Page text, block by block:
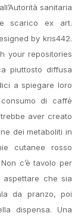
sanitaria
scarico ex art.
by kris442.
your repositories
piuttosto diffusa
a spiegare loro
di caffè
aver creato
dei metaboliti in
cutanee rosso
c’è tavolo per
aspettare che sia
da pranzo, poi
dispensa. Una